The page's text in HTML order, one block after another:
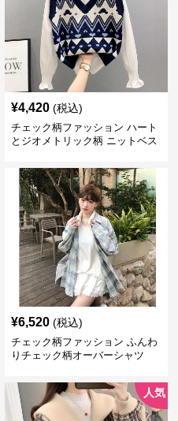
¥4,420 (税込)
チェック柄ファッション ハート
とジオメトリック柄 ニットベス
¥6,520 (税込)
チェック柄ファッション ふんわ
りチェック柄オーバーシャツ
人気